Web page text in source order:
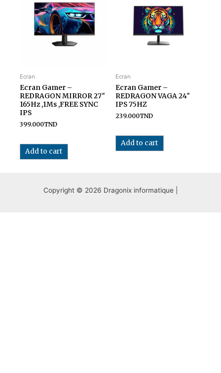
Ecran
Ecran Gamer –
REDRAGON MIRROR 27″
165Hz ,1Ms ,FREE SYNC
IPS
399.000TND
Add to cart
Ecran
Ecran Gamer –
REDRAGON VAGA 24″
IPS 75HZ
239.000TND
Add to cart
Copyright © 2026 Dragonix informatique |